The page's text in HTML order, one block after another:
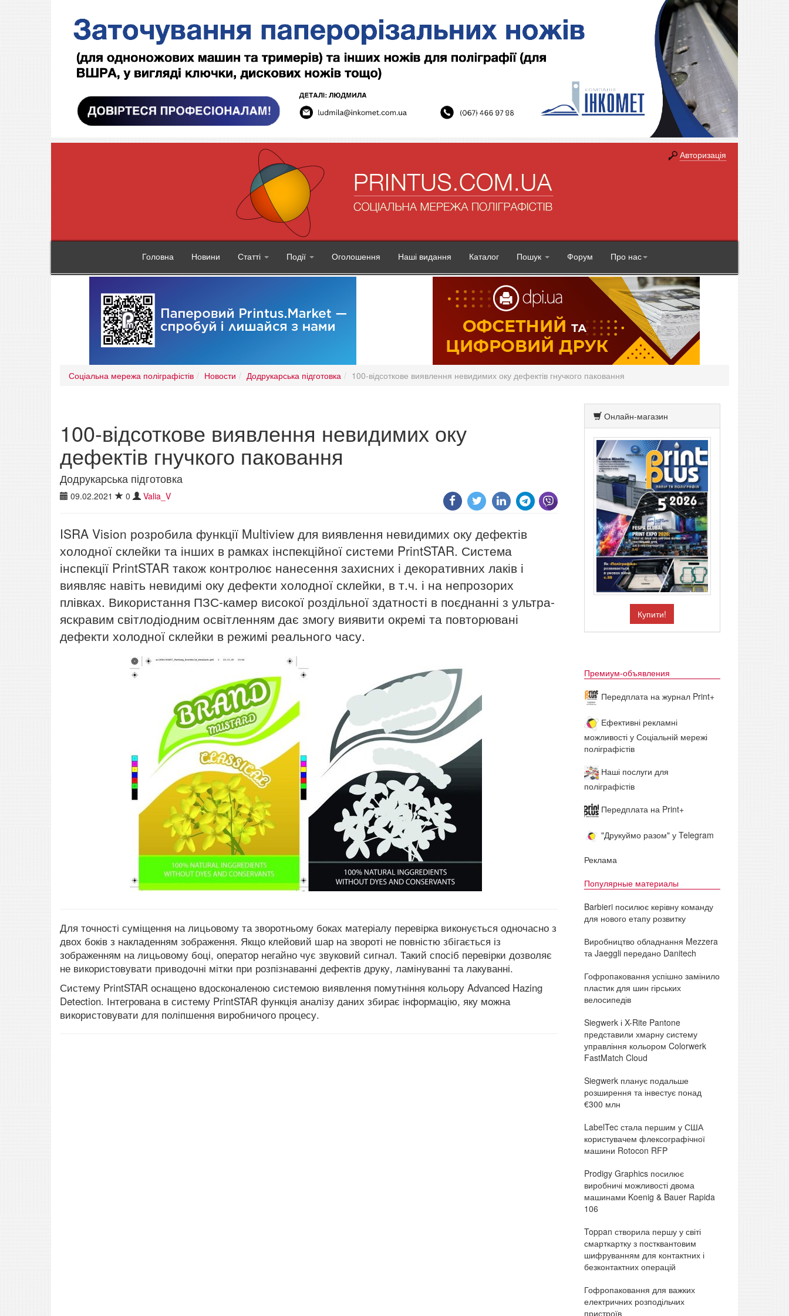
Авторизація
Головна Новини Статті Події Оголошення Наші видання Каталог Пошук Форум Про нас
Соціальна мережа поліграфістів Новости Додрукарська підготовка 100-відсоткове виявлення невидимих ​​оку дефектів гнучкого паковання
100-відсоткове виявлення невидимих ​​оку
дефектів гнучкого паковання
Додрукарська підготовка
09.02.2021 0 Valia_V
ISRA Vision розробила функції Multiview для виявлення невидимих ​​оку дефектів
холодної склейки та інших в рамках інспекційної системи PrintSTAR. Система
інспекції PrintSTAR також контролює нанесення захисних і декоративних лаків і
виявляє навіть невидимі оку дефекти холодної склейки, в т.ч. і на непрозорих
плівках. Використання ПЗС-камер високої роздільної здатності в поєднанні з ультра-
яскравим світлодіодним освітленням дає змогу виявити окремі та повторювані
дефекти холодної склейки в режимі реального часу.
Для точності суміщення на лицьовому та зворотньому боках матеріалу перевірка виконується одночасно з
двох боків з накладенням зображення. Якщо клейовий шар на звороті не повністю збігається із
зображенням на лицьовому боці, оператор негайно чує звуковий сигнал. Такий спосіб перевірки дозволяє
не використовувати приводочні мітки при розпізнаванні дефектів друку, ламінуванні та лакуванні.
Систему PrintSTAR оснащено вдосконаленою системою виявлення помутніння кольору Advanced Hazing
Detection. Інтегрована в систему PrintSTAR функція аналізу даних збирає інформацію, яку можна
використовувати для поліпшення виробничого процесу.
Онлайн-магазин
Купити!
Премиум-объявления
Передплата на журнал Print+
Ефективні рекламні
можливості у Соціальній мережі
поліграфістів
Наші послуги для
поліграфістів
Передплата на Print+
"Друкуймо разом" у Telegram
Реклама
Популярные материалы
Barbieri посилює керівну команду
для нового етапу розвитку
Виробництво обладнання Mezzera
та Jaeggli передано Danitech
Гофропаковання успішно замінило
пластик для шин гірських
велосипедів
Siegwerk і X-Rite Pantone
представили хмарну систему
управління кольором Colorwerk
FastMatch Cloud
Siegwerk планує подальше
розширення та інвестує понад
€300 млн
LabelTec стала першим у США
користувачем флексографічної
машини Rotocon RFP
Prodigy Graphics посилює
виробничі можливості двома
машинами Koenig & Bauer Rapida
106
Toppan створила першу у світі
смарткартку з постквантовим
шифруванням для контактних і
безконтактних операцій
Гофропаковання для важких
електричних розподільчих
пристроїв